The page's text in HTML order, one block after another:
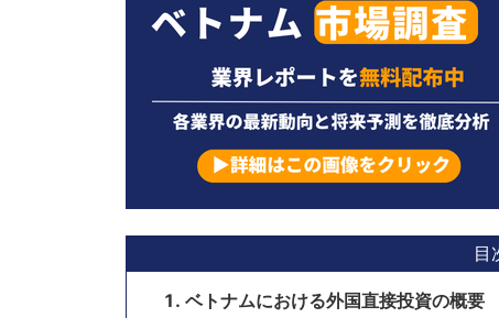
目
ベトナムにおける外国直接投資の概要